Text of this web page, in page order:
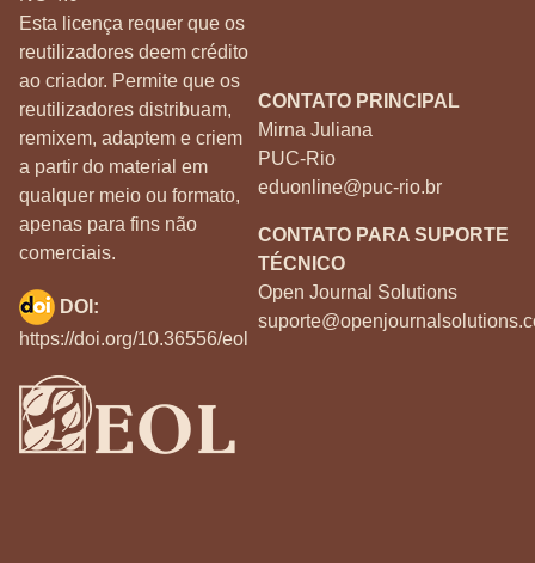
Esta licença requer que os
reutilizadores deem crédito
ao criador. Permite que os
reutilizadores distribuam,
remixem, adaptem e criem
a partir do material em
qualquer meio ou formato,
apenas para fins não
comerciais.
CONTATO PRINCIPAL
Mirna Juliana
PUC-Rio
eduonline@puc-rio.br
CONTATO PARA SUPORTE
TÉCNICO
Open Journal Solutions
DOI:
https://doi.org/10.36556/eol